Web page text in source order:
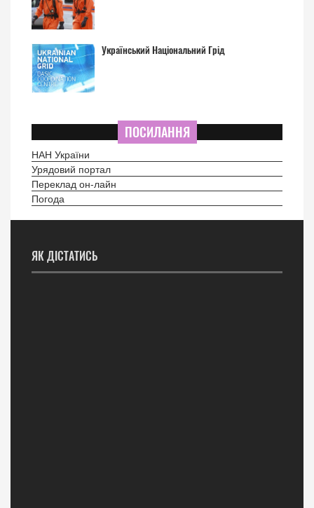
Український Національний Грід
ПОСИЛАННЯ
НАН України
Урядовий портал
Переклад он-лайн
Погода
ЯК ДІСТАТИСЬ